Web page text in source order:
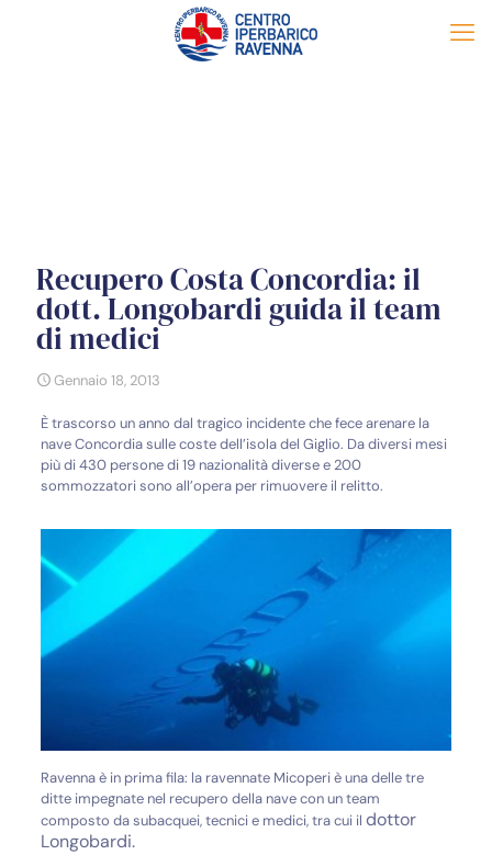
Recupero Costa Concordia: il
dott. Longobardi guida il team
di medici
Gennaio 18, 2013
È trascorso un anno dal tragico incidente che fece arenare la
nave Concordia sulle coste dell’isola del Giglio. Da diversi mesi
più di 430 persone di 19 nazionalità diverse e 200
sommozzatori sono all’opera per rimuovere il relitto.
Ravenna è in prima fila: la ravennate Micoperi è una delle tre
ditte impegnate nel recupero della nave con un team
composto da subacquei, tecnici e medici, tra cui il dottor
Longobardi.